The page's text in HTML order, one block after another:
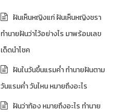
ฝันเห็นหญิงแก่ ฝันเห็นหญิงชรา
ทำนายฝันว่าไว้อย่างไร มาพร้อมเลข
เด็ดนำโชค
ฝันในวันขึ้นแรมค่ำ ทำนายฝันตาม
วันแรมค่ำ วันไหน หมายถึงอะไร
ฝันว่าท้อง หมายถึงอะไร ทำนาย